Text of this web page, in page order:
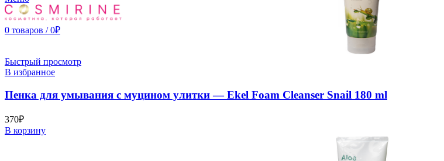
0 товаров / 0₽
Быстрый просмотр
В избранное
Пенка для умывания с муцином улитки — Ekel Foam Cleanser Snail 180 ml
370₽
В корзину